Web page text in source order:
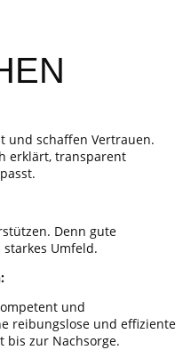
und schaffen Vertrauen.
erklärt, transparent
Denn gute
Umfeld.
und
reibungslose und effiziente
bis zur Nachsorge.